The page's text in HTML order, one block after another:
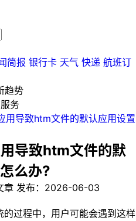
简报 银行卡 天气 快递 航班订
趋势
务
用导致htm文件的默认应用设置
导致htm文件的默
么办?
章 发布： 2026-06-03
过程中，用户可能会遇到这样